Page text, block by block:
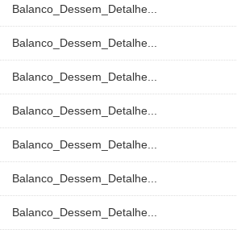
Balanco_Dessem_Detalhe...
Balanco_Dessem_Detalhe...
Balanco_Dessem_Detalhe...
Balanco_Dessem_Detalhe...
Balanco_Dessem_Detalhe...
Balanco_Dessem_Detalhe...
Balanco_Dessem_Detalhe...